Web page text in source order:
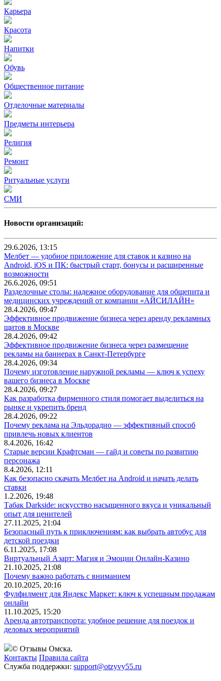
Карьера
Красота
Напитки
Обувь
Общественное питание
Отделочные материалы
Предметы интерьера
Религия
Ремонт
Ритуальные услуги
СМИ
Новости организаций:
29.6.2026, 13:15
Мелбет — удобное приложение для ставок и казино на
Android, iOS и ПК: быстрый старт, бонусы и расширенные
возможности
26.6.2026, 09:51
Разделочные столы: надежное оборудование для общепита и
медицинских учреждений от компании «АЙСИЛАЙН»
28.4.2026, 09:47
Эффективное продвижение бизнеса через аренду рекламных
щитов в Москве
28.4.2026, 09:42
Эффективное продвижение бизнеса через размещение
рекламы на баннерах в Санкт-Петербурге
28.4.2026, 09:34
Почему изготовление наружной рекламы — ключ к успеху
вашего бизнеса в Москве
28.4.2026, 09:27
Как разработка фирменного стиля помогает выделиться на
рынке и укрепить бренд
28.4.2026, 09:22
Почему реклама на Эльдорадио — эффективный способ
привлечь новых клиентов
8.4.2026, 16:42
Старые версии Крафтсман — гайд и советы по развитию
персонажа
8.4.2026, 12:11
Как безопасно скачать Мелбет на Android и начать делать
ставки
1.2.2026, 19:48
Табак Darkside: искусство насыщенного вкуса и уникальный
опыт для ценителей
27.11.2025, 21:04
Безопасный путь к приключениям: как выбрать автобус для
детской поездки
6.11.2025, 17:08
Виртуальный Азарт: Магия и Эмоции Онлайн-Казино
21.10.2025, 21:08
Почему важно работать с вниманием
20.10.2025, 20:16
Фулфилмент для Яндекс Маркет: ключ к успешным продажам
онлайн
11.10.2025, 15:20
Аренда автотранспорта: удобное решение для поездок и
деловых мероприятий
© Отзывы Омска.
Контакты Правила сайта
Служба поддержки: support@otzyvy55.ru